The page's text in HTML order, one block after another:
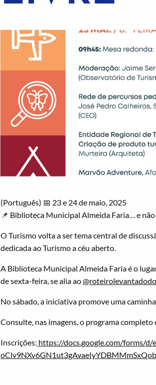
(Português) 📅 23 e 24 de maio, 2025
📌 Biblioteca Municipal Almeida Faria… e não
O Turismo volta a ser tema central de
dedicada ao Turismo a céu aberto.
A Biblioteca Municipal Almeida Faria é o
de sexta-feira, se alia ao
No sábado, a iniciativa promove uma
Consulte, nas imagens, o programa completo
Inscrições: https://docs.google.com/forms/d/